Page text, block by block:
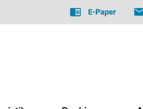
E-Paper